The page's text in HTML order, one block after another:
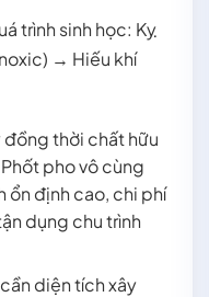
trình sinh học: Kỵ
→ Hiếu khí
đồng thời chất hữu
pho vô cùng
ổn định cao, chi phí
dụng chu trình
diện tích xây